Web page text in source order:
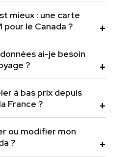
mieux : une carte
pour le Canada ?
ai-je besoin
?
à bas prix depuis
France ?
ou modifier mon
?